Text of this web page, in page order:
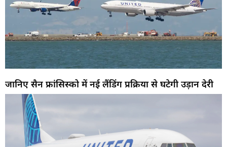
जानिए सैन फ्रांसिस्को में नई लैंडिंग प्रक्रिया से घटेगी उड़ान देरी